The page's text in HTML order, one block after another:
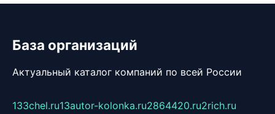
База организаций
Актуальный каталог компаний по всей России
133chel.ru13autor-kolonka.ru2864420.ru2rich.ru